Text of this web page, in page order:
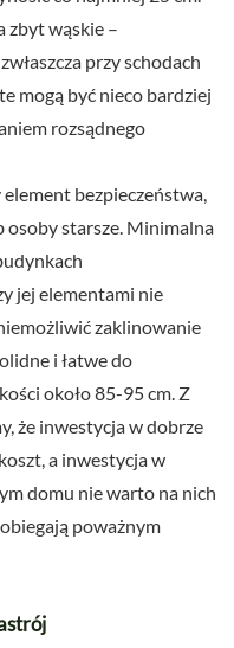
zbyt wąskie –
przy schodach
mogą być nieco bardziej
rozsądnego
bezpieczeństwa,
osoby starsze. Minimalna
jej elementami nie
zaklinowanie
i łatwe do
około 85-95 cm. Z
że inwestycja w dobrze
a inwestycja w
domu nie warto na nich
poważnym